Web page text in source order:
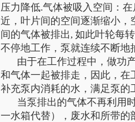
压力降低.气体被吸入空间：
近，叶片间的空间逐渐缩小
间的气体被排出, 如此叶轮每
不停地工作，泵就连续不断地
由于在工作过程中，做功产
和气体一起被排走，因此，在
补充泵内消耗的水，满足泵的
当泵排出的气体不再利用时
一水箱代替），废水和所带